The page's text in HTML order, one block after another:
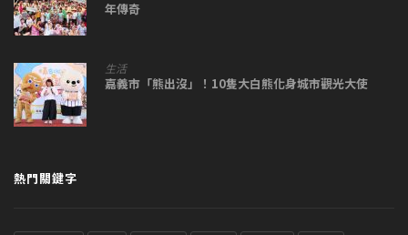
年傳奇
生活
嘉義市「熊出沒」！10隻大白熊化身城市觀光大使
熱門關鍵字